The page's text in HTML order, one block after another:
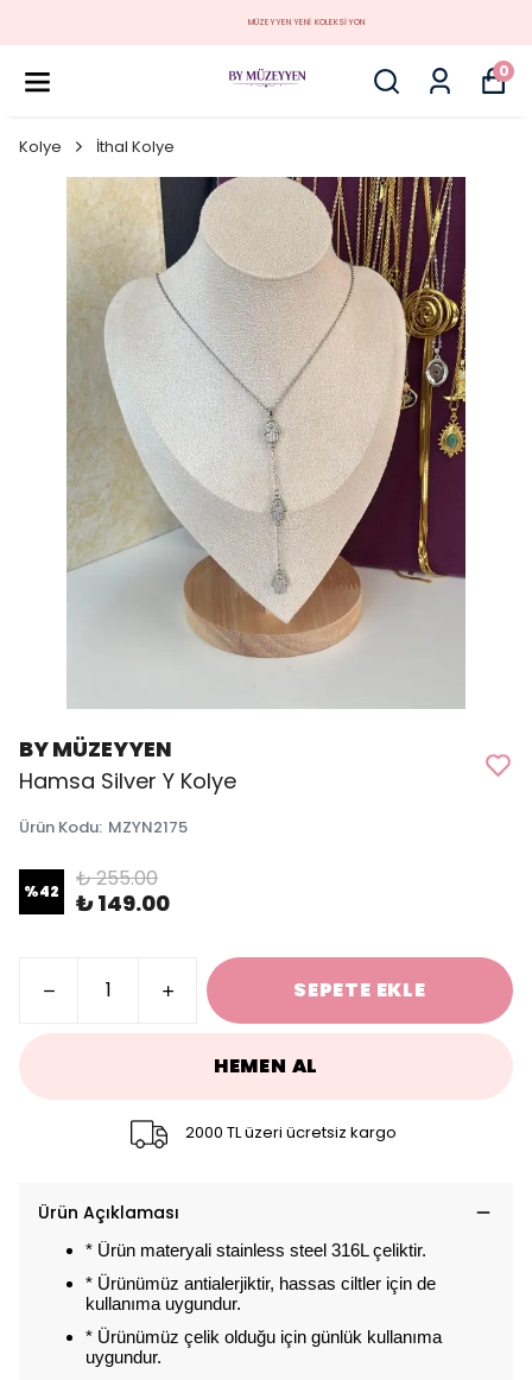
MÜZEYYEN YENİ KOLEKSİYON
0
Kolye İthal Kolye
BY MÜZEYYEN
Hamsa Silver Y Kolye
Ürün Kodu: MZYN2175
%42 ₺ 255.00
₺ 149.00
SEPETE EKLE
HEMEN AL
2000 TL üzeri ücretsiz kargo
Ürün Açıklaması
* Ürün materyali stainless steel 316L çeliktir.
* Ürünümüz antialerjiktir, hassas ciltler için de
kullanıma uygundur.
* Ürünümüz çelik olduğu için günlük kullanıma
uygundur.